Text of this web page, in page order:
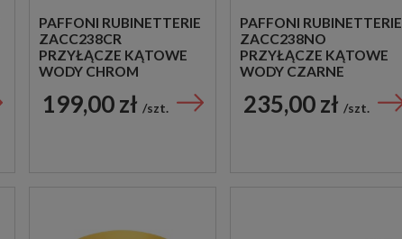
PAFFONI RUBINETTERIE
ZACC238CR
PRZYŁĄCZE KĄTOWE
WODY CHROM
199,00 zł szt.
PAFFONI RUBINETTERIE
ZACC238NO
PRZYŁĄCZE KĄTOWE
WODY CZARNE
235,00 zł szt.